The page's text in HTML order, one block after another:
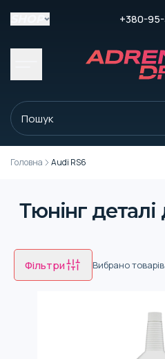
+380-
Головна Audi RS6
Тюнінг
Фільтри Вибрано товарів